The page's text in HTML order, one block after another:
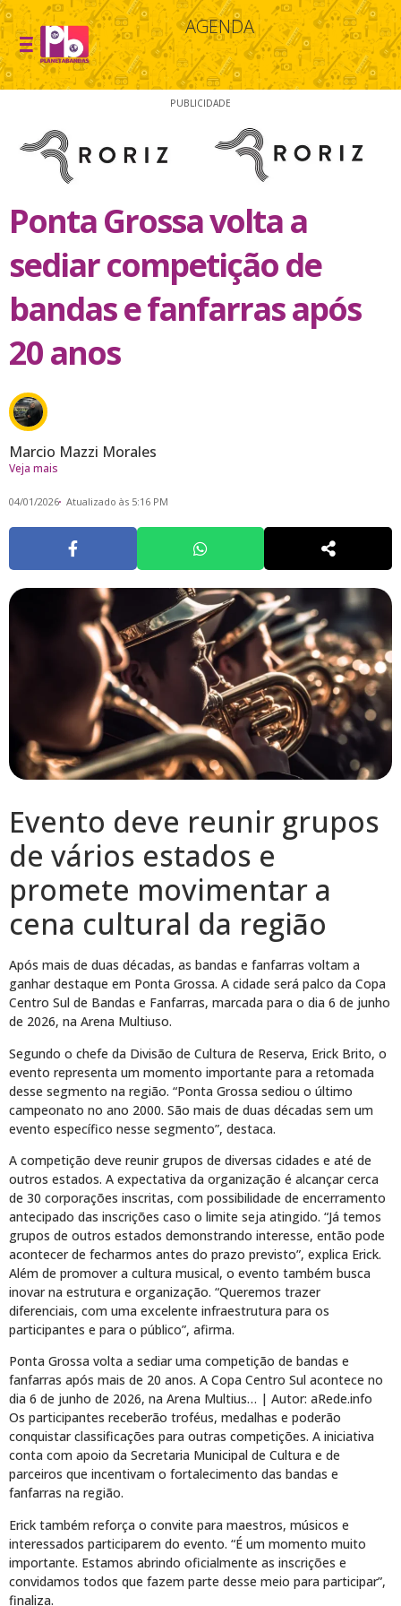
AGENDA
PUBLICIDADE
Ponta Grossa volta a
sediar competição de
bandas e fanfarras após
20 anos
Marcio Mazzi Morales
Veja mais
04/01/2026 Atualizado às 5:16 PM
Evento deve reunir grupos
de vários estados e
promete movimentar a
cena cultural da região
Após mais de duas décadas, as bandas e fanfarras voltam a
ganhar destaque em Ponta Grossa. A cidade será palco da Copa
Centro Sul de Bandas e Fanfarras, marcada para o dia 6 de junho
de 2026, na Arena Multiuso.
Segundo o chefe da Divisão de Cultura de Reserva, Erick Brito, o
evento representa um momento importante para a retomada
desse segmento na região. “Ponta Grossa sediou o último
campeonato no ano 2000. São mais de duas décadas sem um
evento específico nesse segmento”, destaca.
A competição deve reunir grupos de diversas cidades e até de
outros estados. A expectativa da organização é alcançar cerca
de 30 corporações inscritas, com possibilidade de encerramento
antecipado das inscrições caso o limite seja atingido. “Já temos
grupos de outros estados demonstrando interesse, então pode
acontecer de fecharmos antes do prazo previsto”, explica Erick.
Além de promover a cultura musical, o evento também busca
inovar na estrutura e organização. “Queremos trazer
diferenciais, com uma excelente infraestrutura para os
participantes e para o público”, afirma.
Ponta Grossa volta a sediar uma competição de bandas e
fanfarras após mais de 20 anos. A Copa Centro Sul acontece no
dia 6 de junho de 2026, na Arena Multius… | Autor: aRede.info
Os participantes receberão troféus, medalhas e poderão
conquistar classificações para outras competições. A iniciativa
conta com apoio da Secretaria Municipal de Cultura e de
parceiros que incentivam o fortalecimento das bandas e
fanfarras na região.
Erick também reforça o convite para maestros, músicos e
interessados participarem do evento. “É um momento muito
importante. Estamos abrindo oficialmente as inscrições e
convidamos todos que fazem parte desse meio para participar”,
finaliza.